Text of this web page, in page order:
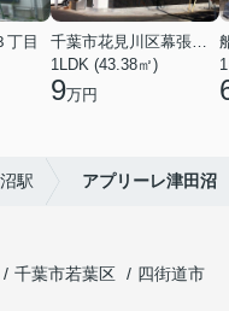
丁目
1LDK (43.38㎡)
9万円
駅 アプリーレ津田沼
千葉市若葉区
四街道市